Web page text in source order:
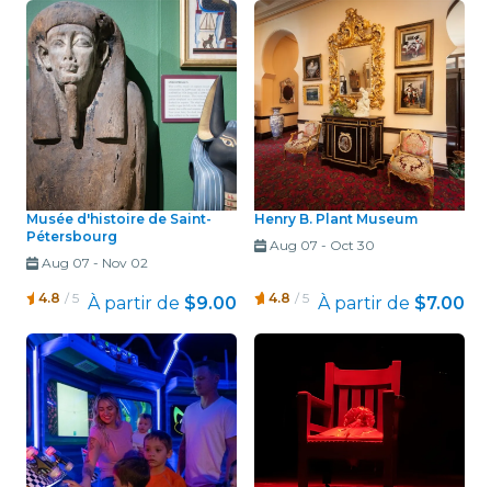
Musée d'histoire de Saint-
Pétersbourg
Aug 07 - Nov 02
4.8 / 5 À partir de $9.00
Henry B. Plant Museum
Aug 07 - Oct 30
4.8 / 5 À partir de $7.00